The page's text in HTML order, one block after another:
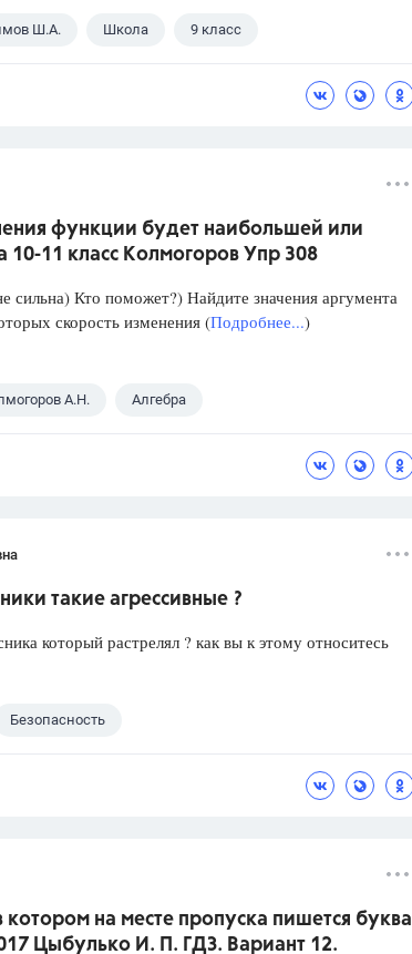
Ш.А. Школа 9 класс
функции будет наибольшей или
10-11 класс Колмогоров Упр 308
сильна) Кто поможет?) Найдите значения аргумента
скорость изменения (Подробнее...)
А.Н. Алгебра
такие агрессивные ?
который растрелял ? как вы к этому относитесь
Безопасность
на месте пропуска пишется буква
Цыбулько И. П. ГДЗ. Вариант 12.